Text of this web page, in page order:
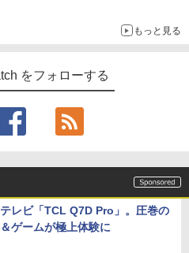
もっと見る
をフォローする
レビ「TCL Q7D Pro」。圧巻の
ゲームが極上体験に